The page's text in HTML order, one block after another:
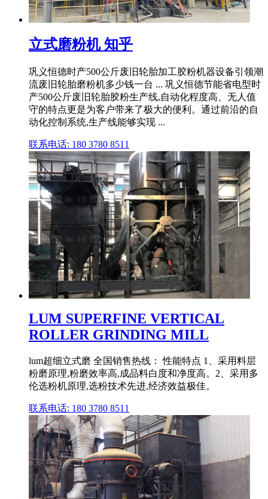
立式磨粉机 知乎
巩义恒德时产500公斤废旧轮胎加工胶粉机器设备引领潮
流废旧轮胎磨粉机多少钱一台 ... 巩义恒德节能省电型时
产500公斤废旧轮胎胶粉生产线,自动化程度高、无人值
守的特点更是为客户带来了极大的便利。通过前沿的自
动化控制系统,生产线能够实现 ...
联系电话: 180 3780 8511
LUM SUPERFINE VERTICAL
ROLLER GRINDING MILL
lum超细立式磨 全国销售热线： 性能特点 1、采用料层
粉磨原理,粉磨效率高,成品料白度和净度高。2、采用多
伦选粉机原理,选粉技术先进,经济效益极佳。
联系电话: 180 3780 8511